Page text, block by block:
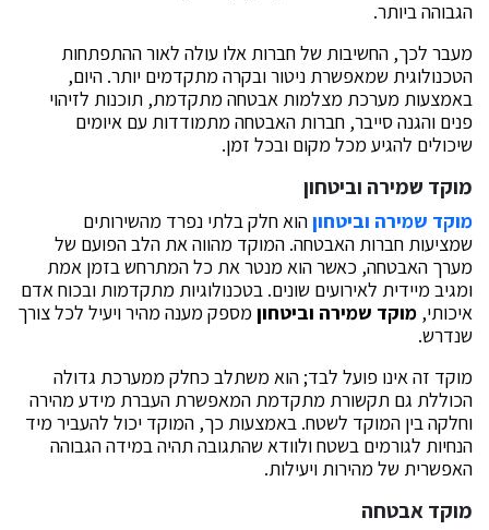
הגבוהה ביותר.
מעבר לכך, החשיבות של חברות אלו עולה לאור ההתפתחות
הטכנולוגית שמאפשרת ניטור ובקרה מתקדמים יותר. היום,
באמצעות מערכת מצלמות אבטחה מתקדמת, תוכנות לזיהוי
פנים והגנה סייבר, חברות האבטחה מתמודדות עם איומים
שיכולים להגיע מכל מקום ובכל זמן.
מוקד שמירה וביטחון
מוקד שמירה וביטחוןהוא חלק בלתי נפרד מהשירותים
שמציעות חברות האבטחה. המוקד מהווה את הלב הפועם של
מערך האבטחה, כאשר הוא מנטר את כל המתרחש בזמן אמת
ומגיב מיידית לאירועים שונים. בטכנולוגיות מתקדמות ובכוח אדם
איכותי, מוקד שמירה וביטחוןמספק מענה מהיר ויעיל לכל צורך
שנדרש.
מוקד זה אינו פועל לבד; הוא משתלב כחלק ממערכת גדולה
הכוללת גם תקשורת מתקדמת המאפשרת העברת מידע מהירה
וחלקה בין המוקד לשטח. באמצעות כך, המוקד יכול להעביר מיד
הנחיות לגורמים בשטח ולוודא שהתגובה תהיה במידה הגבוהה
האפשרית של מהירות ויעילות.
מוקד אבטחה